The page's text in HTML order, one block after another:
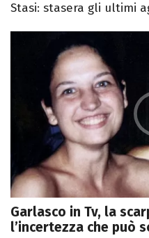
Stasi: stasera gli ultimi
Garlasco in Tv, la
l’incertezza che può